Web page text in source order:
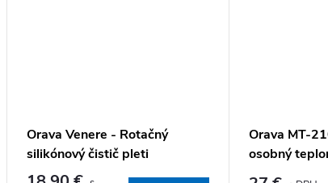
Orava Venere - Rotačný
silikónový čistič pleti
Orava MT-
osobný